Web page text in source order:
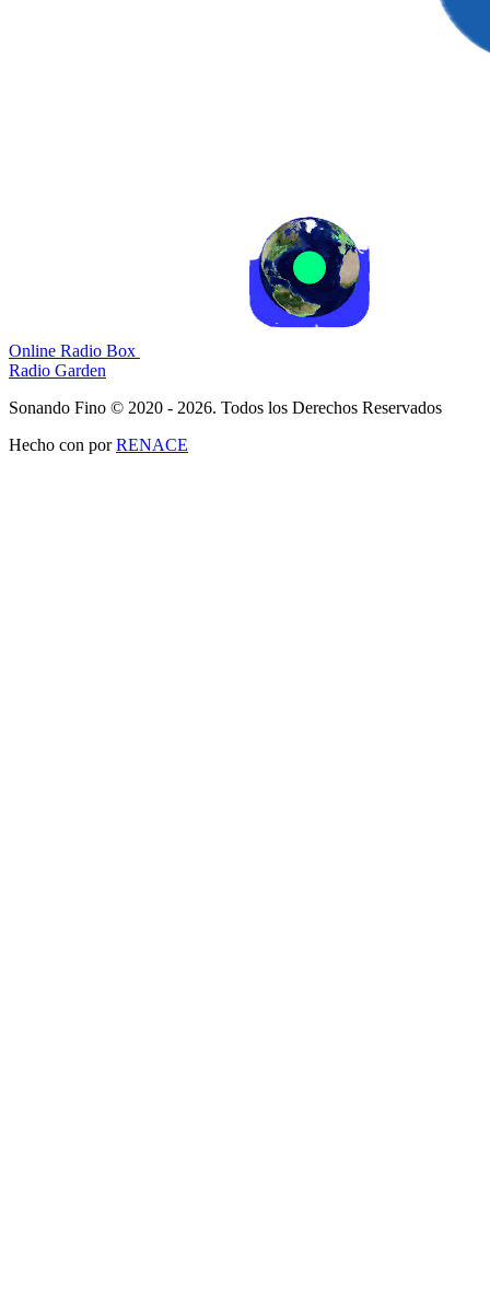
Online Radio Box
Radio Garden
Sonando Fino © 2020 - 2026. Todos los Derechos Reservados
Hecho con porRENACE